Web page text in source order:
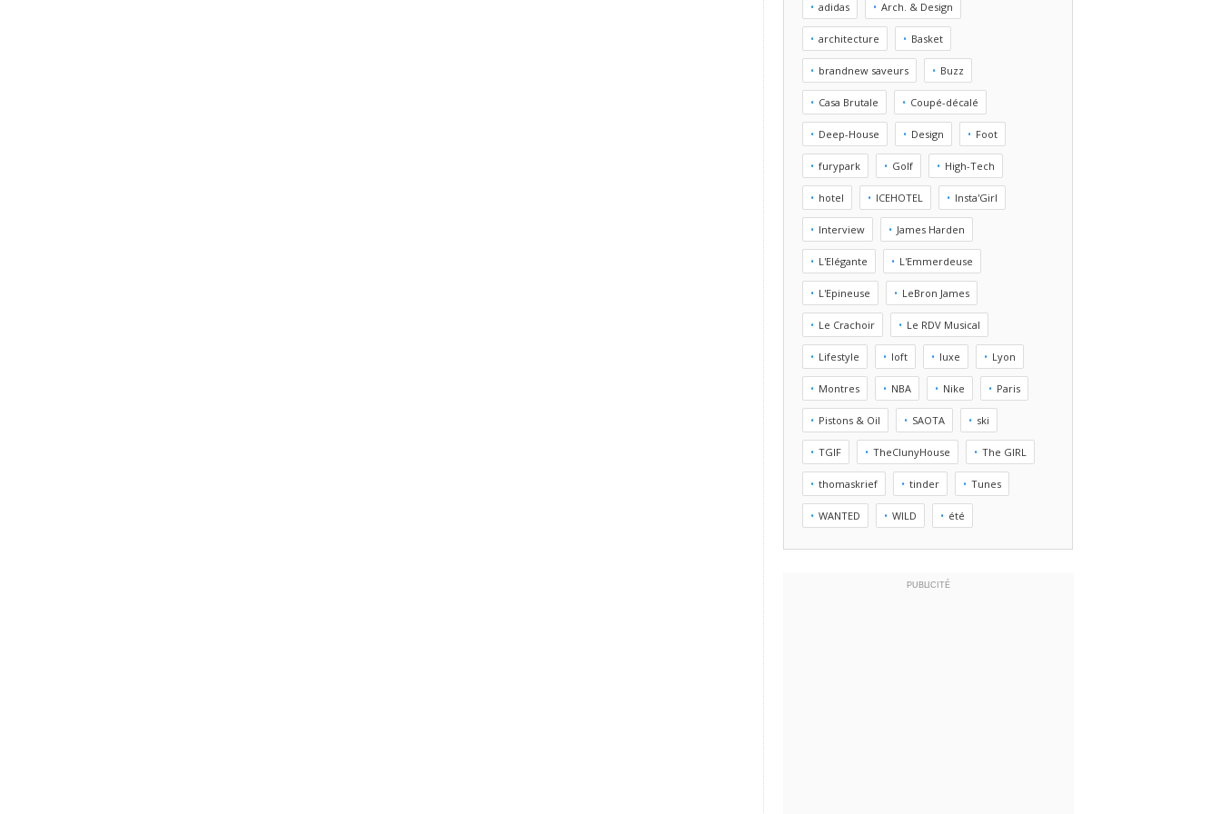
adidas Arch. & Design
architecture Basket
brandnew saveurs Buzz
Casa Brutale Coupé-décalé
Deep-House Design Foot
furypark Golf High-Tech
hotel ICEHOTEL Insta'Girl
Interview James Harden
L'Elégante L'Emmerdeuse
L'Epineuse LeBron James
Le Crachoir Le RDV Musical
Lifestyle loft luxe Lyon
Montres NBA Nike Paris
Pistons & Oil SAOTA ski
TGIF TheClunyHouse The GIRL
thomaskrief tinder Tunes
WANTED WILD été
PUBLICITÉ